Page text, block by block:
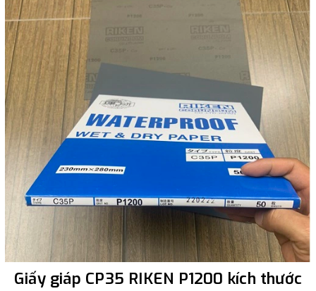
Giấy giáp CP35 RIKEN P1200 kích thước